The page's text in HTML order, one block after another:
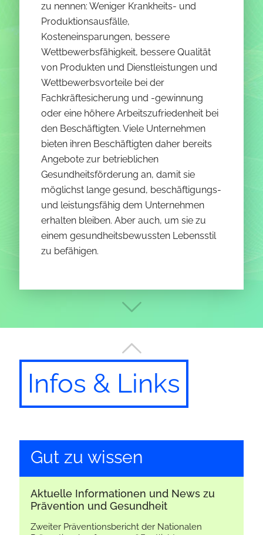
zu nennen: Weniger Krankheits- und
Produktionsausfälle,
Kosteneinsparungen, bessere
Wettbewerbsfähigkeit, bessere Qualität
von Produkten und Dienstleistungen und
Wettbewerbsvorteile bei der
Fachkräftesicherung und -gewinnung
oder eine höhere Arbeitszufriedenheit bei
den Beschäftigten. Viele Unternehmen
bieten ihren Beschäftigten daher bereits
Angebote zur betrieblichen
Gesundheitsförderung an, damit sie
möglichst lange gesund, beschäftigungs-
und leistungsfähig dem Unternehmen
erhalten bleiben. Aber auch, um sie zu
einem gesundheitsbewussten Lebensstil
zu befähigen.
Infos & Links
Gut zu wissen
Aktuelle Informationen und News zu
Prävention und Gesundheit
Zweiter Präventionsbericht der Nationalen